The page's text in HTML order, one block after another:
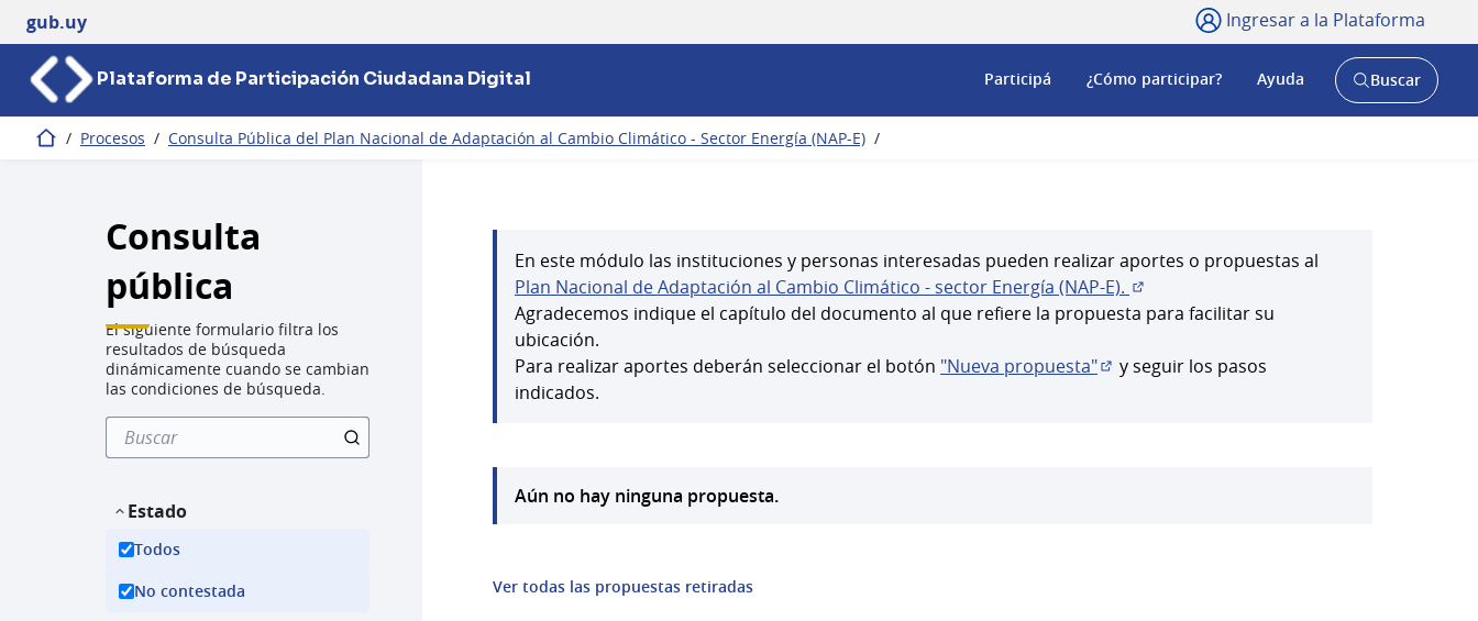
gub.uy Ingresar a la Plataforma
Plataforma de Participación Ciudadana Digital Participá ¿Cómo participar? Ayuda
AbrirBuscar
Inicio / Procesos / Consulta Pública del Plan Nacional de Adaptación al Cambio Climático - Sector Energía (NAP-E) /
Consulta
pública
El siguiente formulario filtra los
resultados de búsqueda
dinámicamente cuando se cambian
las condiciones de búsqueda.
Estado
Todos
No contestada
En este módulo las instituciones y personas interesadas pueden realizar aportes o propuestas al
Plan Nacional de Adaptación al Cambio Climático - sector Energía (NAP-E).
(Abrir en una pestaña nueva)
Agradecemos indique el capítulo del documento al que refiere la propuesta para facilitar su
ubicación.
Para realizar aportes deberán seleccionar el botón "Nueva propuesta"
(Abrir en una pestaña nueva)
y seguir los pasos
indicados.
Aún no hay ninguna propuesta.
Ver todas las propuestas retiradas